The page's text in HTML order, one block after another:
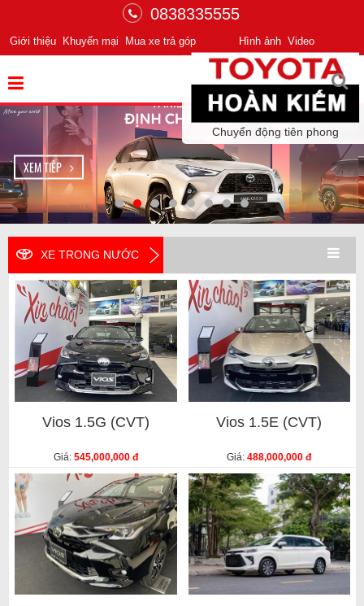
0838335555
Hình ảnh Video
Giới thiệu Khuyến mại Mua xe trả góp
Chuyển động tiên phong
XEM TIẾP
XE TRONG NƯỚC
Vios 1.5G (CVT)
Giá: 545,000,000 đ
Vios 1.5E (CVT)
Giá:488,000,000 đ